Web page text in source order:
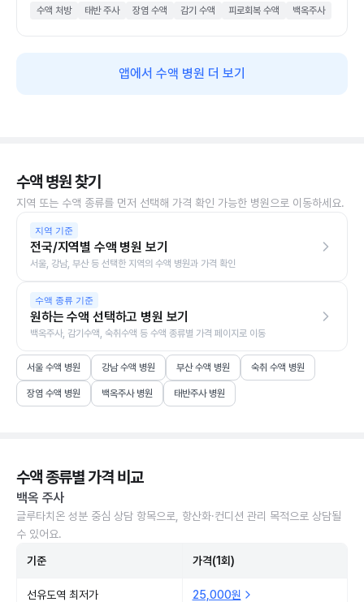
수액 처방 태반 주사 장염 수액 감기 수액 피로회복 수액 백옥주사
앱에서 수액 병원 더 보기
수액 병원 찾기
지역 또는 수액 종류를 먼저 선택해 가격 확인 가능한 병원으로 이동하세요.
지역 기준
전국/지역별 수액 병원 보기
서울, 강남, 부산 등 선택한 지역의 수액 병원과 가격 확인
수액 종류 기준
원하는 수액 선택하고 병원 보기
백옥주사, 감기수액, 숙취수액 등 수액 종류별 가격 페이지로 이동
서울 수액 병원 강남 수액 병원 부산 수액 병원 숙취 수액 병원
장염 수액 병원 백옥주사 병원 태반주사 병원
수액 종류별 가격 비교
백옥 주사
글루타치온 성분 중심 상담 항목으로, 항산화·컨디션 관리 목적으로 상담될
수 있어요.
기준 가격(1회)
선유도역 최저가 25,000원